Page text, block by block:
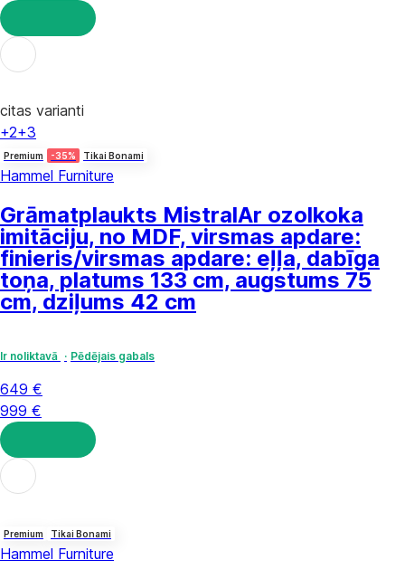
LIKT GROZĀ
citas varianti
+2+3
Premium -35% Tikai Bonami
Hammel Furniture
Grāmatplaukts MistralAr ozolkoka
imitāciju, no MDF, virsmas apdare:
finieris/virsmas apdare: eļļa, dabīga
toņa, platums 133 cm, augstums 75
cm, dziļums 42 cm
Ir noliktavā Pēdējais gabals
649 €
999 €
LIKT GROZĀ
Premium Tikai Bonami
Hammel Furniture